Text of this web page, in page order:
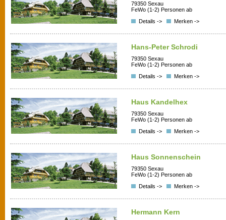
79350 Sexau
FeWo (1-2) Personen ab
Details ->
Merken ->
Hans-Peter Schrodi
79350 Sexau
FeWo (1-2) Personen ab
Details ->
Merken ->
Haus Kandelhex
79350 Sexau
FeWo (1-2) Personen ab
Details ->
Merken ->
Haus Sonnenschein
79350 Sexau
FeWo (1-2) Personen ab
Details ->
Merken ->
Hermann Kern